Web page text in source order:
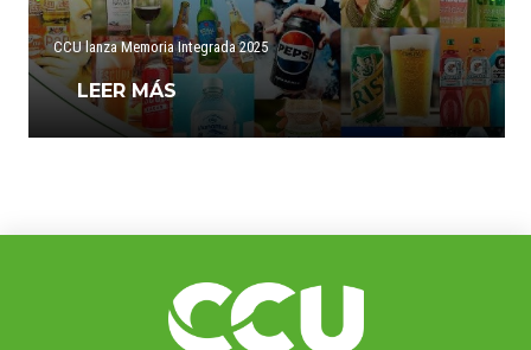
CCU lanza Memoria Integrada 2025
LEER MÁS